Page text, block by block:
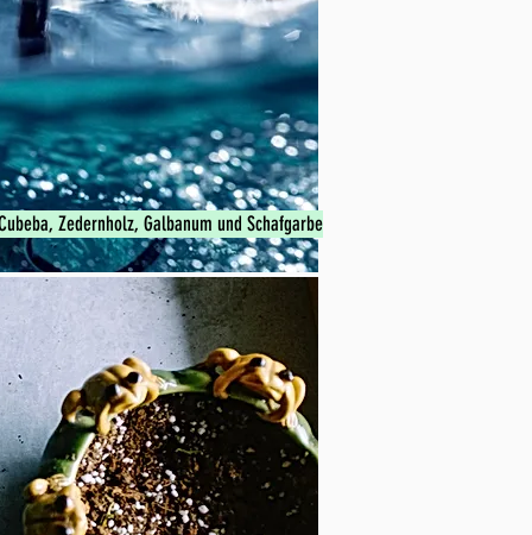
Zedernholz, Galbanum und Schafgarbe